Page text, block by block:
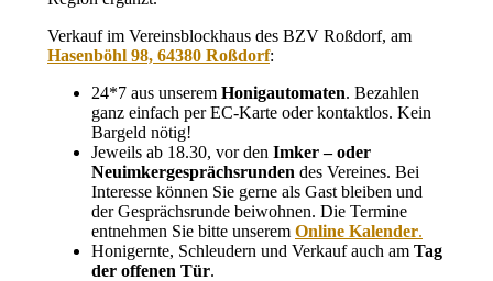
Verkauf im Vereinsblockhaus des BZV Roßdorf, am
Hasenböhl 98, 64380 Roßdorf:
24*7 aus unserem Honigautomaten. Bezahlen
ganz einfach per EC-Karte oder kontaktlos. Kein
Bargeld nötig!
Jeweils ab 18.30, vor den Imker – oder
Neuimkergesprächsrunden des Vereines. Bei
Interesse können Sie gerne als Gast bleiben und
der Gesprächsrunde beiwohnen. Die Termine
entnehmen Sie bitte unserem Online Kalender.
Honigernte, Schleudern und Verkauf auch am Tag
der offenen Tür.